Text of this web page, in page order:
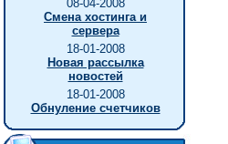
08-04-2008
Смена хостинга и
сервера
18-01-2008
Новая рассылка
новостей
18-01-2008
Обнуление счетчиков